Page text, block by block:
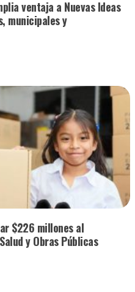
ventaja a Nuevas Ideas
municipales y
$226 millones al
y Obras Públicas